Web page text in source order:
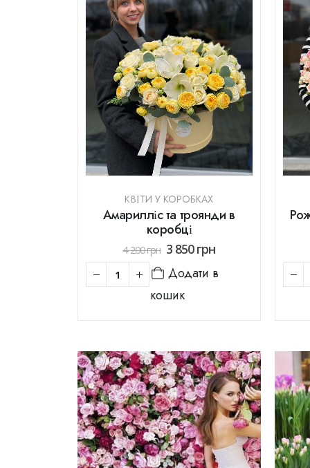
КВІТИ У КОРОБКАХ
Амарилліс та троянди в
коробці
4 200грн 3 850грн
Додати в
кошик